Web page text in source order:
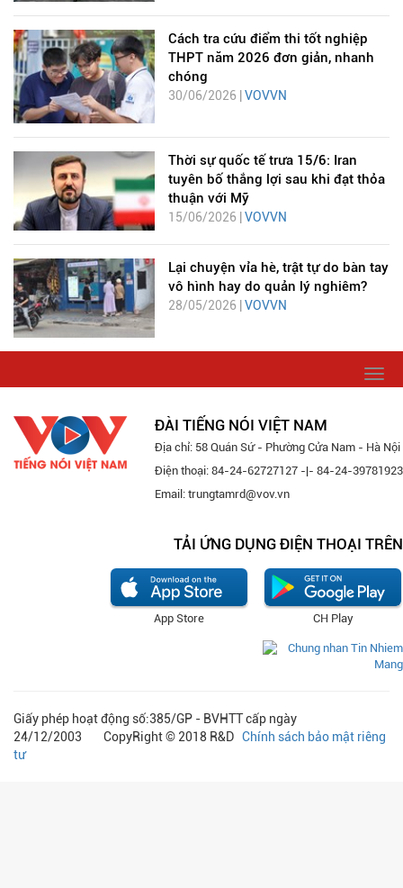
Cách tra cứu điểm thi tốt nghiệp
THPT năm 2026 đơn giản, nhanh
chóng
30/06/2026 | VOVVN
Thời sự quốc tế trưa 15/6: Iran
tuyên bố thắng lợi sau khi đạt thỏa
thuận với Mỹ
15/06/2026 | VOVVN
Lại chuyện vỉa hè, trật tự do bàn tay
vô hình hay do quản lý nghiêm?
28/05/2026 | VOVVN
ĐÀI TIẾNG NÓI VIỆT NAM
Địa chỉ: 58 Quán Sứ - Phường Cửa Nam - Hà Nội
Điện thoại: 84-24-62727127 -|- 84-24-39781923
Email: trungtamrd@vov.vn
TẢI ỨNG DỤNG ĐIỆN THOẠI TRÊN
CH Play
App Store
Giấy phép hoạt động số:385/GP - BVHTT cấp ngày
24/12/2003 CopyRight © 2018 R&D Chính sách bảo mật riêng
tư